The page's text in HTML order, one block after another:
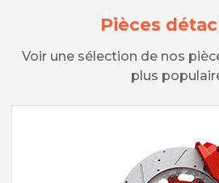
Pièces
Voir une sélection de nos
plus